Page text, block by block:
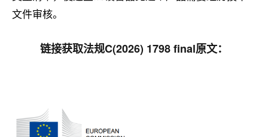
文件审核。
链接获取法规C(2026) 1798 final原文：